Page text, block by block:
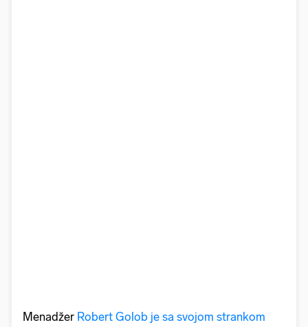
Menadžer Robert Golob je sa svojom strankom